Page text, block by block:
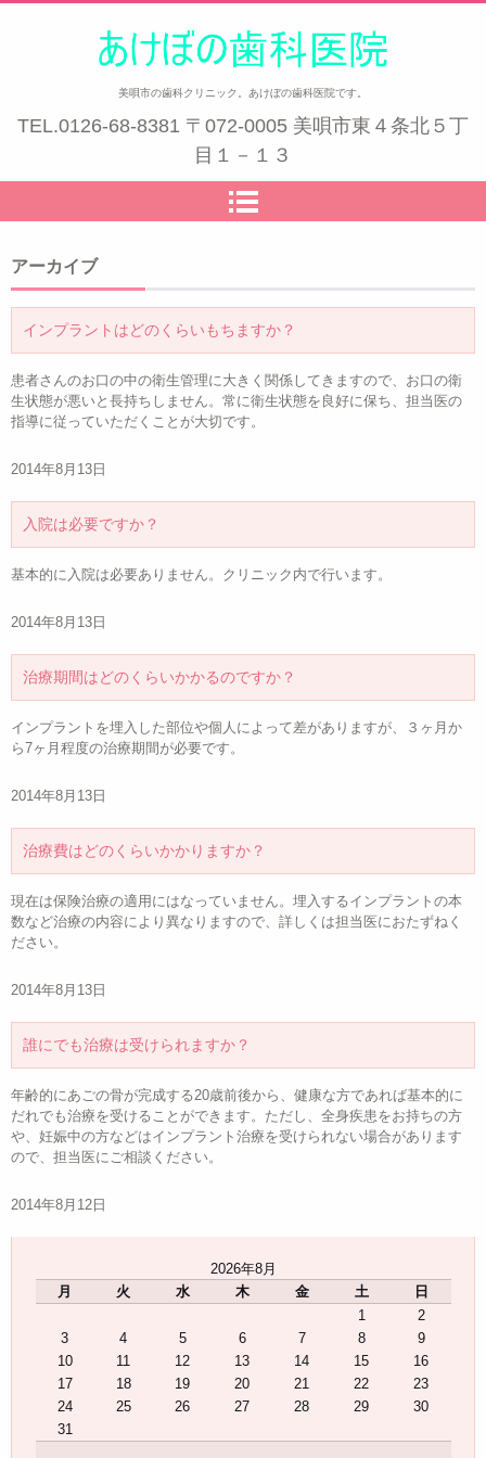
美唄市の歯科クリニック。あけぼの歯科医院です。
TEL.0126-68-8381 〒072-0005 美唄市東４条北５丁
目１－１３
アーカイブ
インプラントはどのくらいもちますか？
患者さんのお口の中の衛生管理に大きく関係してきますので、お口の衛
生状態が悪いと長持ちしません。常に衛生状態を良好に保ち、担当医の
指導に従っていただくことが大切です。
2014年8月13日
入院は必要ですか？
基本的に入院は必要ありません。クリニック内で行います。
2014年8月13日
治療期間はどのくらいかかるのですか？
インプラントを埋入した部位や個人によって差がありますが、３ヶ月か
ら7ヶ月程度の治療期間が必要です。
2014年8月13日
治療費はどのくらいかかりますか？
現在は保険治療の適用にはなっていません。埋入するインプラントの本
数など治療の内容により異なりますので、詳しくは担当医におたずねく
ださい。
2014年8月13日
誰にでも治療は受けられますか？
年齢的にあごの骨が完成する20歳前後から、健康な方であれば基本的に
だれでも治療を受けることができます。ただし、全身疾患をお持ちの方
や、妊娠中の方などはインプラント治療を受けられない場合があります
ので、担当医にご相談ください。
2014年8月12日
2026年8月
月
火 水 木 金 土
日
1
2
3
4 5 6 7 8
9
10
11 12 13 14 15
16
17
18 19 20 21 22
23
24
25 26 27 28 29
30
31